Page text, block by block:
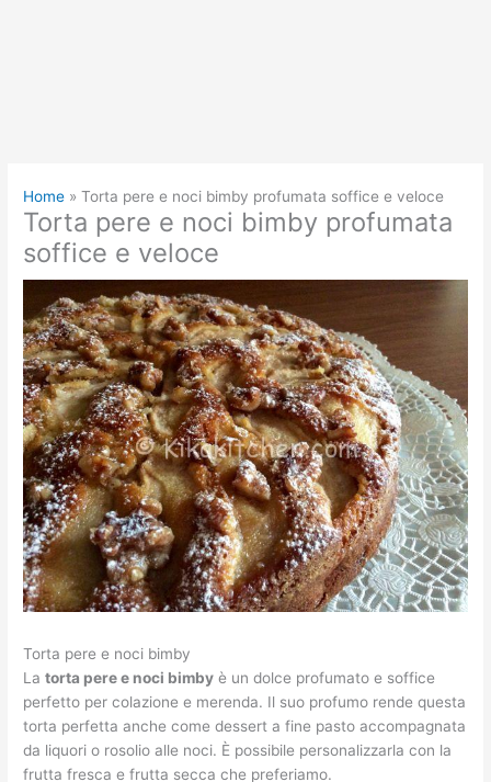
Home Torta pere e noci bimby profumata soffice e veloce
Torta pere e noci bimby profumata
soffice e veloce
Torta pere e noci bimby
Latorta pere e noci bimby è un dolce profumato e soffice
perfetto per colazione e merenda. Il suo profumo rende questa
torta perfetta anche come dessert a fine pasto accompagnata
da liquori o rosolio alle noci. È possibile personalizzarla con la
frutta fresca e frutta secca che preferiamo.